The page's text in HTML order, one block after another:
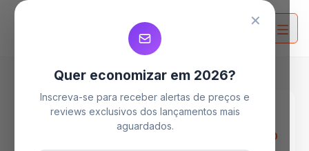
Home
Blog
Melhores lava-louças 2026 para todos
tamanhos de Famílias: as 09 melhores de 8, 10
✕
Quer economizar em 2026?
Inscreva-se para receber alertas de preços e
reviews exclusivos dos lançamentos mais
aguardados.